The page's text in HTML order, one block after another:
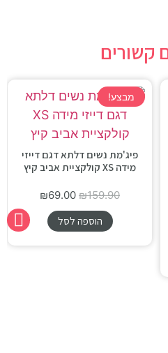
קשורים
מבצע!
פיג'מת נשים דלתא דגם דייזי
מידה XS קולקציית אביב קיץ
₪159.90
₪69.00
הוספה לסל